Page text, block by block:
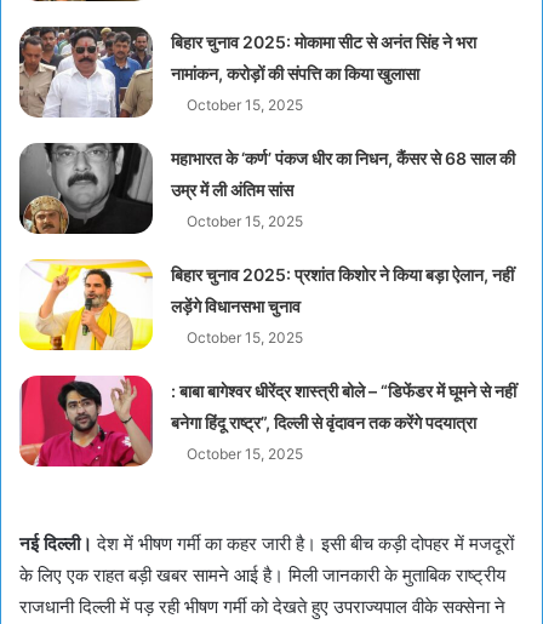
बिहार चुनाव 2025: मोकामा सीट से अनंत सिंह ने भरा
नामांकन, करोड़ों की संपत्ति का किया खुलासा
October 15, 2025
महाभारत के ‘कर्ण’ पंकज धीर का निधन, कैंसर से 68 साल की
उम्र में ली अंतिम सांस
October 15, 2025
बिहार चुनाव 2025: प्रशांत किशोर ने किया बड़ा ऐलान, नहीं
लड़ेंगे विधानसभा चुनाव
October 15, 2025
: बाबा बागेश्वर धीरेंद्र शास्त्री बोले – “डिफेंडर में घूमने से नहीं
बनेगा हिंदू राष्ट्र”, दिल्ली से वृंदावन तक करेंगे पदयात्रा
October 15, 2025
नई दिल्ली। देश में भीषण गर्मी का कहर जारी है। इसी बीच कड़ी दोपहर में मजदूरों
के लिए एक राहत बड़ी खबर सामने आई है। मिली जानकारी के मुताबिक राष्ट्रीय
राजधानी दिल्ली में पड़ रही भीषण गर्मी को देखते हुए उपराज्यपाल वीके सक्सेना ने